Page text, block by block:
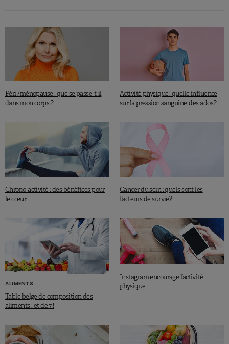
Péri /ménopause : que se passe-t-il
dans mon corps ?
Activité physique : quelle influence
sur la pression sanguine des ados ?
Chrono-activité : des bénéfices pour
le cœur
Cancer du sein : quels sont les
facteurs de survie?
ALIMENTS
Table belge de composition des
aliments : et de 7 !
Instagram encourage l’activité
physique